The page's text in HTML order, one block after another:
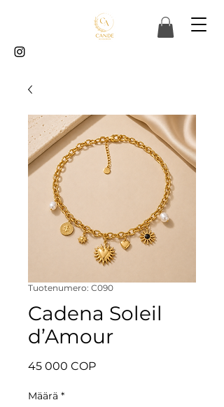
Tuotenumero: C090
Cadena Soleil
d’Amour
45 000 COPHinta
Määrä *